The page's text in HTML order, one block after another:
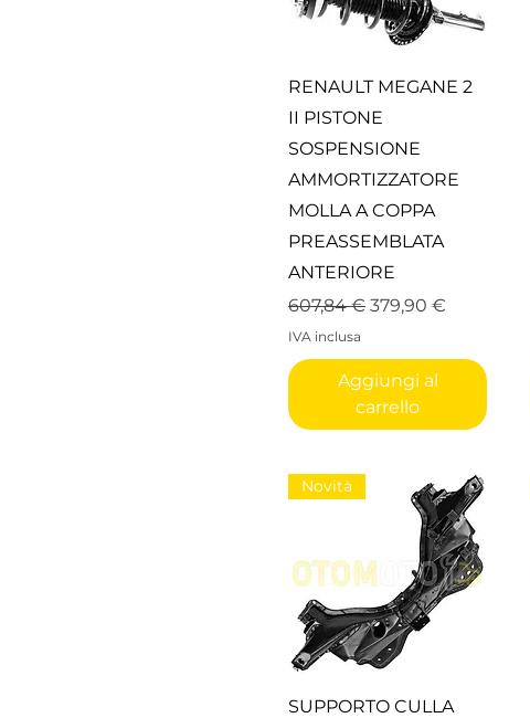
Vista rapida
RENAULT MEGANE 2
II PISTONE
SOSPENSIONE
AMMORTIZZATORE
MOLLA A COPPA
PREASSEMBLATA
ANTERIORE
Prezzo regolare
607,84 € Prezzo scontato
379,90 €
IVA inclusa
Aggiungi al
carrello
Vista rapida
Novità
SUPPORTO CULLA